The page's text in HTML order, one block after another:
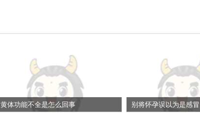
黄体功能不全是怎么回事 别将怀孕误以为是感冒